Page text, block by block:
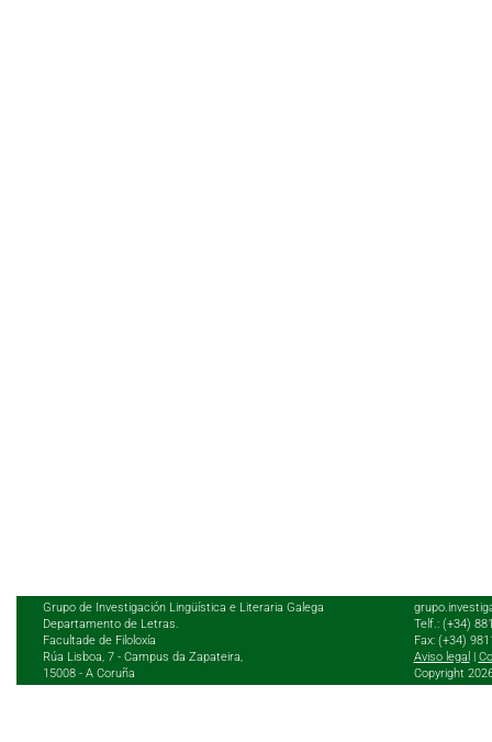
Grupo de Investigación Lingüística e Literaria Galega
Departamento de Letras.
Facultade de Filoloxía
Rúa Lisboa, 7 - Campus da Zapateira,
15008 - A Coruña
Telf.: (+34)
Fax: (+34)
Aviso legal
Copyright